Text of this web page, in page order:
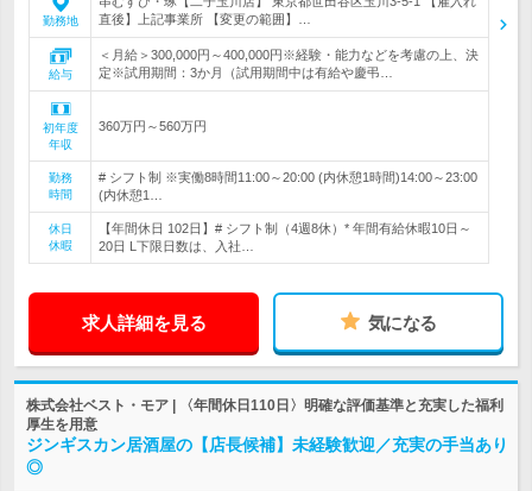
勤務地
直後】上記事業所 【変更の範囲】…
給与
＜月給＞300,000円～400,000円※経験・能力などを考慮の上、決
定※試用期間：3か月（試用期間中は有給や慶弔…
初年度
年収
360万円～560万円
勤務
時間
# シフト制 ※実働8時間11:00～20:00 (内休憩1時間)14:00～23:00
(内休憩1…
休日
休暇
【年間休日 102日】# シフト制（4週8休）* 年間有給休暇10日～
20日 L下限日数は、入社…
求人詳細を見る 気になる
株式会社ベスト・モア | 〈年間休日110日〉明確な評価基準と充実した福利
厚生を用意
ジンギスカン居酒屋の【店長候補】未経験歓迎／充実の手当あり
◎